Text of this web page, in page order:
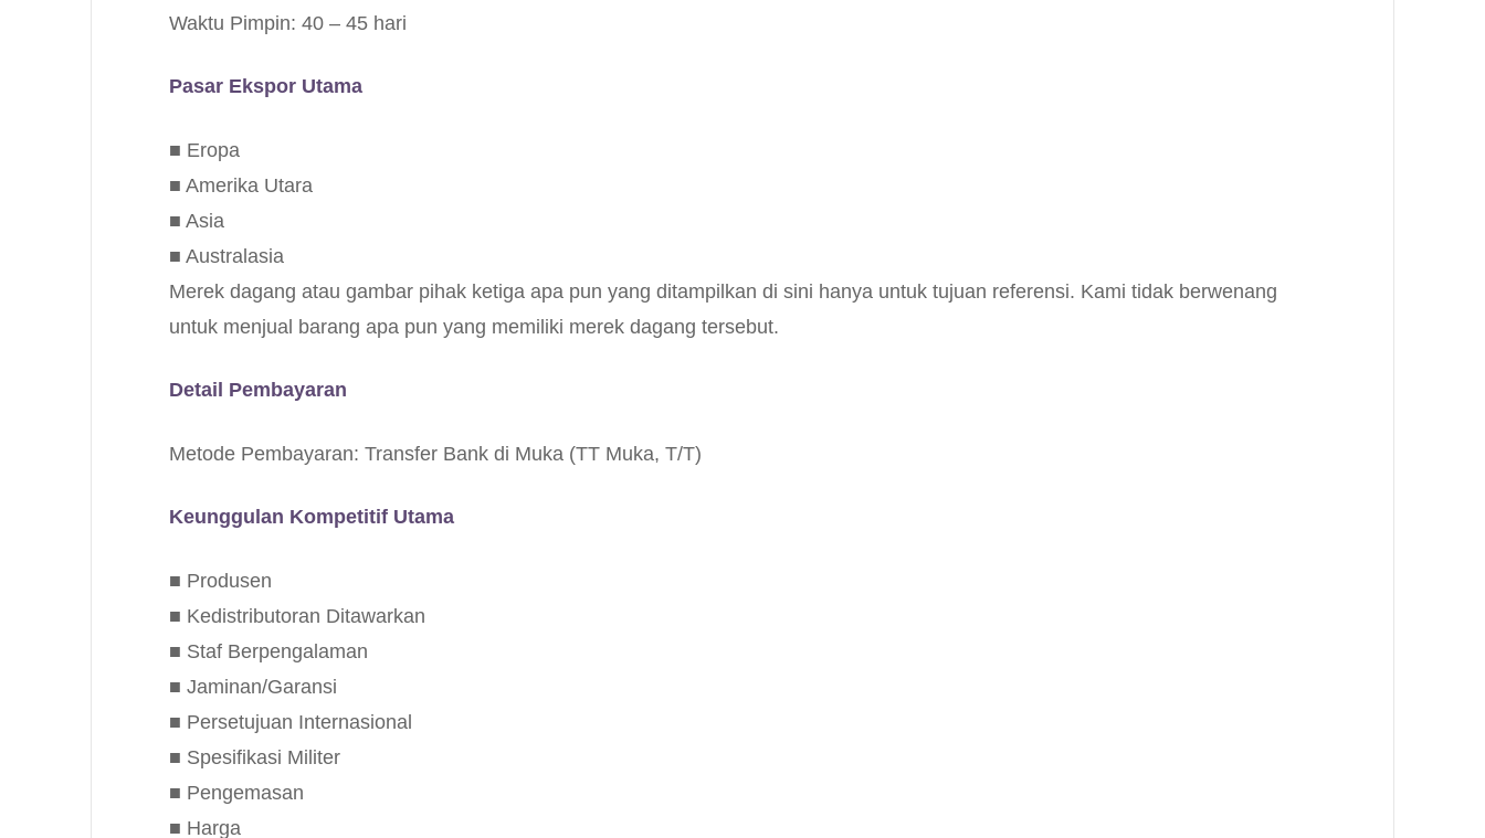
Waktu Pimpin: 40 – 45 hari
Pasar Ekspor Utama
■ Eropa
■ Amerika Utara
■ Asia
■ Australasia
Merek dagang atau gambar pihak ketiga apa pun yang ditampilkan di sini hanya untuk tujuan referensi. Kami tidak berwenang
untuk menjual barang apa pun yang memiliki merek dagang tersebut.
Detail Pembayaran
Metode Pembayaran: Transfer Bank di Muka (TT Muka, T/T)
Keunggulan Kompetitif Utama
■ Produsen
■ Kedistributoran Ditawarkan
■ Staf Berpengalaman
■ Jaminan/Garansi
■ Persetujuan Internasional
■ Spesifikasi Militer
■ Pengemasan
■ Harga